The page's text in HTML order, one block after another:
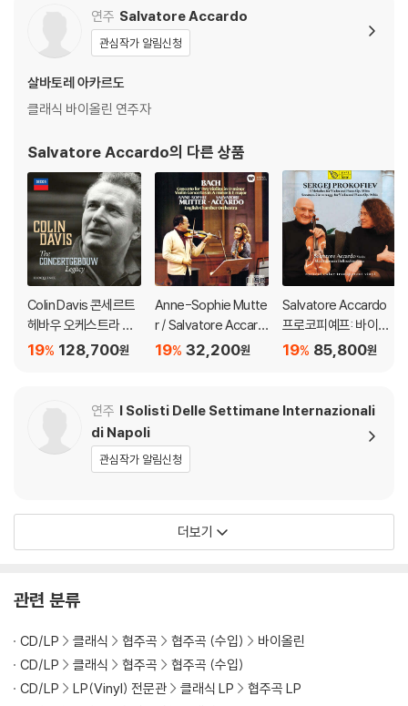
아래에 해당하는 경우는 불량이 아니므로 개봉 후 반품/교환이 불가합니
2) 컬러 디스크의 특성상 제작 공정시 앨범마다 색상 차이가 나는 경우도
있습니다.
등이 발생할 수 있습니다.
※ 반품/교환 안내
1) 불량으로 인한 반품/교환 요청 시에는 불량 확인을 위해 개봉 시의 동영
상을 요청할 수 있으며, 동영상이 없는 경우 반품/교환이 제한될 수 있습니
관련 사진과 동영상 및 재생 기기 모델명을 첨부하여 첨부하여 고객센터에
문의 바랍니다.
2) LP는 잦은 배송 과정에서 재킷에 손상이 발생할 가능성이 높고 재판매
가 어려우므로 신중한 구매를 부탁드립니다.
연주 Salvatore Accardo
관심작가 알림신청
살바토레 아카르도
클래식 바이올린 연주자
Salvatore Accardo의 다른 상품
Colin Davis 콘세르트
헤바우 오케스트라 녹
음 음반 모음 에디션 (T
128,700원
19%
Anne-Sophie Mutte
r / Salvatore Accard
o 바흐: 바이올린 협주
32,200원
19%
Salvatore Accardo
프로코피예프: 바이올
린과 피아노를 위한 5
Violin and Piano op.3
85,800원
19%
연주 I Solisti Delle Settimane Internazionali
di Napoli
관심작가 알림신청
더보기
관련 분류
CD/LP 클래식 협주곡 협주곡 (수입)
바이올린
CD/LP
클래식 협주곡
협주곡 (수입)
CD/LP
LP(Vinyl) 전문관 클래식 LP
협주곡 LP